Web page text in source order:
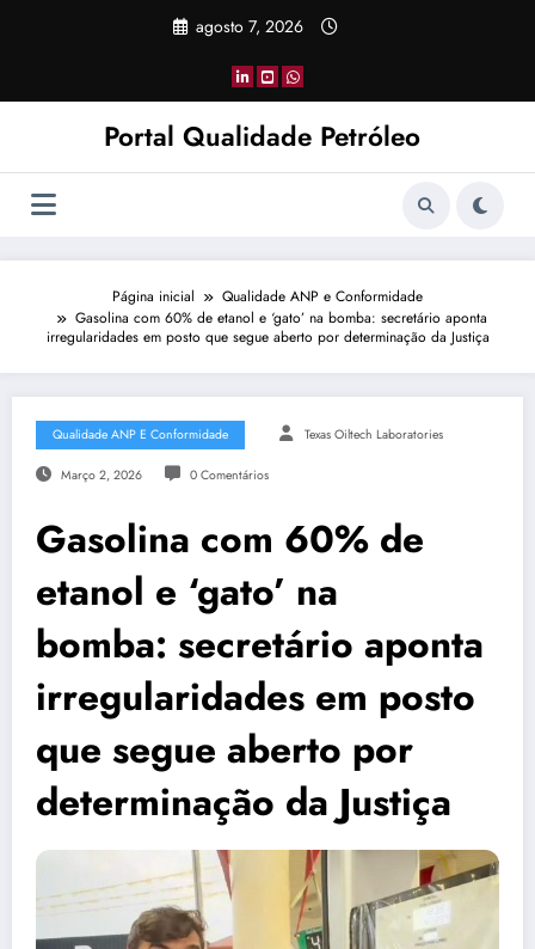
agosto 7, 2026
Portal Qualidade Petróleo
Página inicial
Qualidade ANP e Conformidade
Gasolina com 60% de etanol e ‘gato’ na bomba: secretário aponta
irregularidades em posto que segue aberto por determinação da Justiça
Qualidade ANP E Conformidade Texas Oiltech Laboratories
Março 2, 2026 0 Comentários
Gasolina com 60% de
etanol e ‘gato’ na
bomba: secretário aponta
irregularidades em posto
que segue aberto por
determinação da Justiça